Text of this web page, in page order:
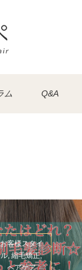
ム Q&A
お客様スタイ
ル, 縮毛矯正,
ヘアケア